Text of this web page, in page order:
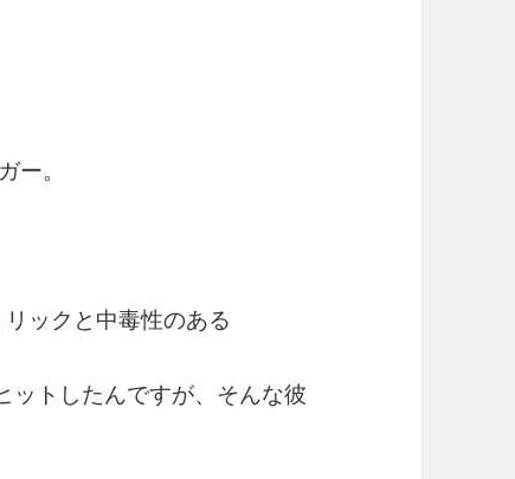
。
ックと中毒性のある
ットしたんですが、そんな彼